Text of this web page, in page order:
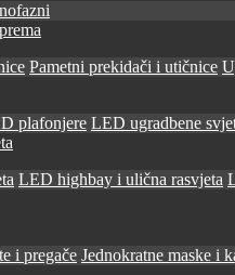
Pametni prekidači i utičnice
plafonjere LED ugradbene
LED highbay i ulična rasvjeta
i pregače Jednokratne maske i